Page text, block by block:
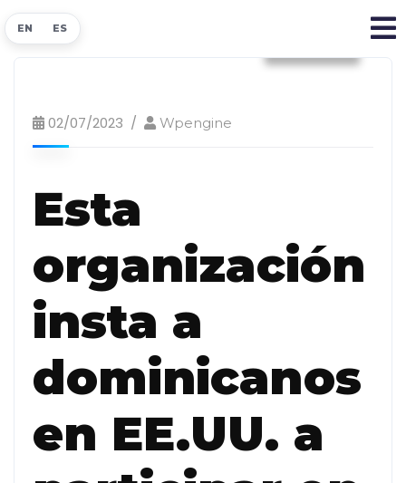
EN ES
02/07/2023 Wpengine
Esta
organización
insta a
dominicanos
en EE.UU. a